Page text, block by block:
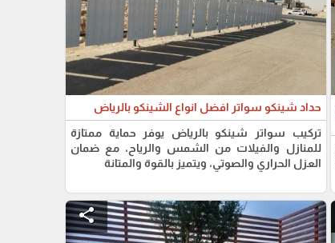
حداد شينكو سواتر افضل انواع الشينكو بالرياض
تركيب سواتر شينكو بالرياض يوفر حماية ممتازة
للمنازل والفيلات من الشمس والرياح، مع ضمان
العزل الحراري والصوتي، ويتميز بالقوة والمتانة
share